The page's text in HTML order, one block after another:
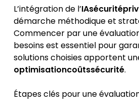
L’intégration de l’
démarche méthodique et
Commencer par une
besoins est essentiel pour
solutions choisies apportent
optimisationcoûtssécurité.
Étapes clés pour une